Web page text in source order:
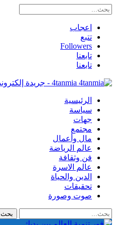
اعجاب
تتبع
Followers
تابعنا
تابعنا
4tanmia - جريدة إلكترونية مغربية مستقلة
الرئيسية
سياسة
جهات
مجتمع
مال وأعمال
عالم الرياضة
فن وثقافة
عالم الاسرة
الدين والحياة
تحقيقات
صوت وصورة